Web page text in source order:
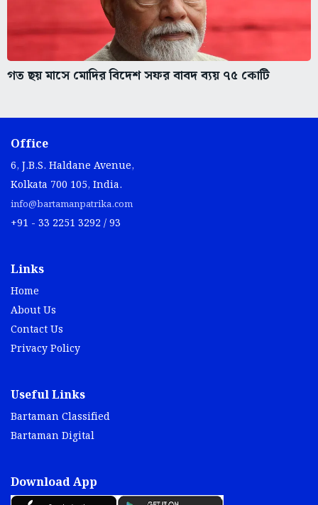
গত ছয় মাসে মোদির বিদেশ সফর বাবদ ব্যয় ৭৫ কোটি
Office
6, J.B.S. Haldane Avenue,
Kolkata 700 105, India.
info@bartamanpatrika.com
+91 - 33 2251 3292 / 93
Links
Home
About Us
Contact Us
Privacy Policy
Useful Links
Bartaman Classified
Bartaman Digital
Download App